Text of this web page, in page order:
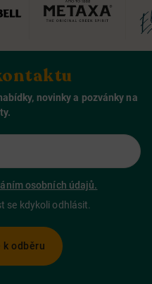
novinky a pozvánky na
osobních údajů.
se kdykoli odhlásit.
k odběru